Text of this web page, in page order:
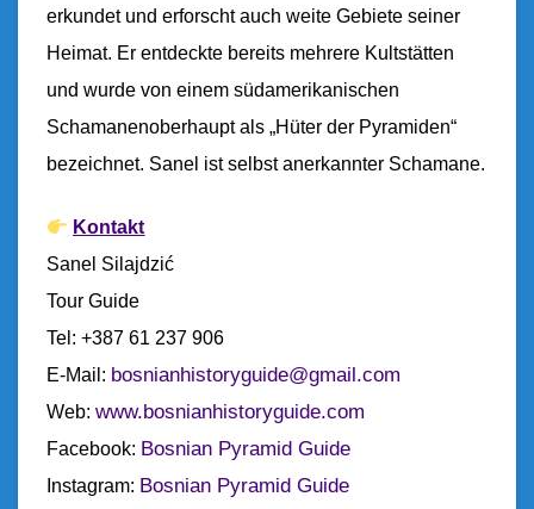
I
V
E
R
G
E
S
N
E
G
E
S
C
I
C
erkundet und erforscht auch weite Gebiete seiner
Heimat. Er entdeckte bereits mehrere Kultstätten
und wurde von einem südamerikanischen
Schamanenoberhaupt als „Hüter der Pyramiden“
bezeichnet. Sanel ist selbst anerkannter Schamane.
Kontakt
Sanel Silajdzić
Tour Guide
Tel: +387 61 237 906
E-Mail: bosnianhistoryguide@gmail.com
Web: www.bosnianhistoryguide.com
Facebook: Bosnian Pyramid Guide
Instagram: Bosnian Pyramid Guide